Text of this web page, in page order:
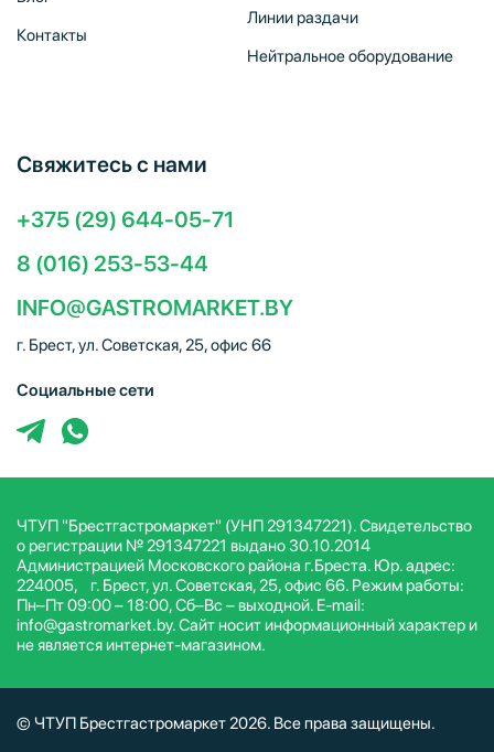
Контакты
Линии раздачи
Нейтральное оборудование
Свяжитесь с нами
+375 (29) 644-05-71
8 (016) 253-53-44
INFO@GASTROMARKET.BY
г. Брест, ул. Советская, 25, офис 66
Социальные сети
ЧТУП "Брестгастромаркет" (УНП 291347221). Свидетельство
о регистрации № 291347221 выдано 30.10.2014
Администрацией Московского района г.Бреста. Юр. адрес:
224005, г. Брест, ул. Советская, 25, офис 66. Режим работы:
Пн–Пт 09:00 – 18:00, Сб–Вс – выходной. E-mail:
info@gastromarket.by. Сайт носит информационный характер и
не является интернет-магазином.
© ЧТУП Брестгастромаркет 2026. Все права защищены.